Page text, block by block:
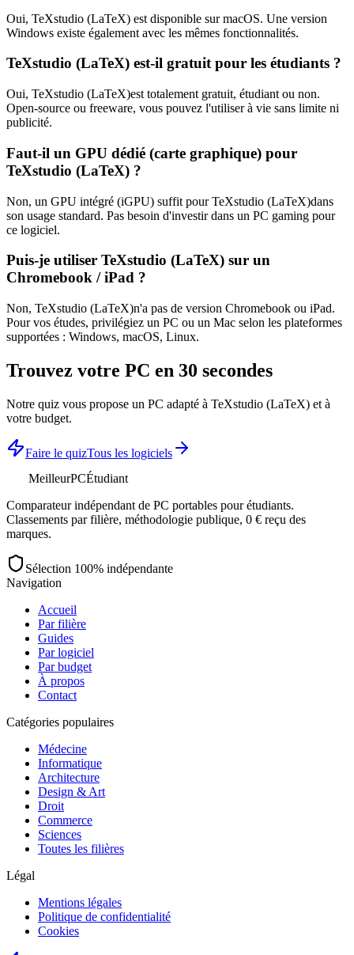
Oui, TeXstudio (LaTeX) est disponible sur macOS. Une version
Windows existe également avec les mêmes fonctionnalités.
TeXstudio (LaTeX) est-il gratuit pour les étudiants ?
Oui, TeXstudio (LaTeX)est totalement gratuit, étudiant ou non.
Open-source ou freeware, vous pouvez l'utiliser à vie sans limite ni
publicité.
Faut-il un GPU dédié (carte graphique) pour
TeXstudio (LaTeX) ?
Non, un GPU intégré (iGPU) suffit pourTeXstudio (LaTeX)dans
son usage standard. Pas besoin d'investir dans un PC gaming pour
ce logiciel.
Puis-je utiliser TeXstudio (LaTeX) sur un
Chromebook / iPad ?
Non, TeXstudio (LaTeX)n'a pas de version Chromebook ou iPad.
Pour vos études, privilégiez un PC ou un Mac selon les plateformes
supportées : Windows, macOS, Linux.
Trouvez votre PC en 30 secondes
Notre quiz vous propose un PC adapté à TeXstudio (LaTeX) et à
votre budget.
Faire le quizTous les logiciels
MeilleurPCÉtudiant
Comparateur indépendant de PC portables pour étudiants.
Classements par filière, méthodologie publique, 0 € reçu des
marques.
Sélection 100% indépendante
Navigation
Accueil
Par filière
Guides
Par logiciel
Par budget
À propos
Contact
Catégories populaires
Médecine
Informatique
Architecture
Design & Art
Droit
Commerce
Sciences
Toutes les filières
Légal
Mentions légales
Politique de confidentialité
Cookies